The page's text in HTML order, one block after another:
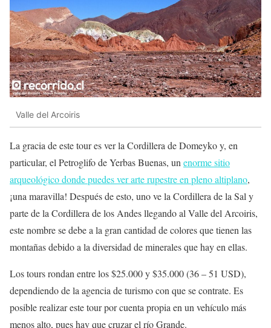
Valle del Arcoiris
La gracia de este tour es ver la Cordillera de Domeyko y, en
particular, el Petroglifo de Yerbas Buenas, un enorme sitio
arqueológico donde puedes ver arte rupestre en pleno altiplano,
¡una maravilla! Después de esto, uno ve la Cordillera de la Sal y
parte de la Cordillera de los Andes llegando al Valle del Arcoiris,
este nombre se debe a la gran cantidad de colores que tienen las
montañas debido a la diversidad de minerales que hay en ellas.
Los tours rondan entre los $25.000 y $35.000 (36 – 51 USD),
dependiendo de la agencia de turismo con que se contrate. Es
posible realizar este tour por cuenta propia en un vehículo más
menos alto, pues hay que cruzar el río Grande.